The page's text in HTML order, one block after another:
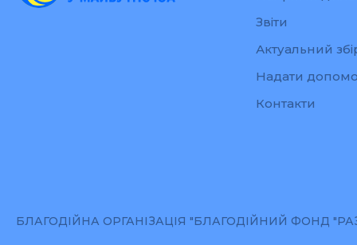
Звіти
Актуальний
Надати
Контакти
БЛАГОДІЙНА ОРГАНІЗАЦІЯ "БЛАГОДІЙНИЙ ФОНД